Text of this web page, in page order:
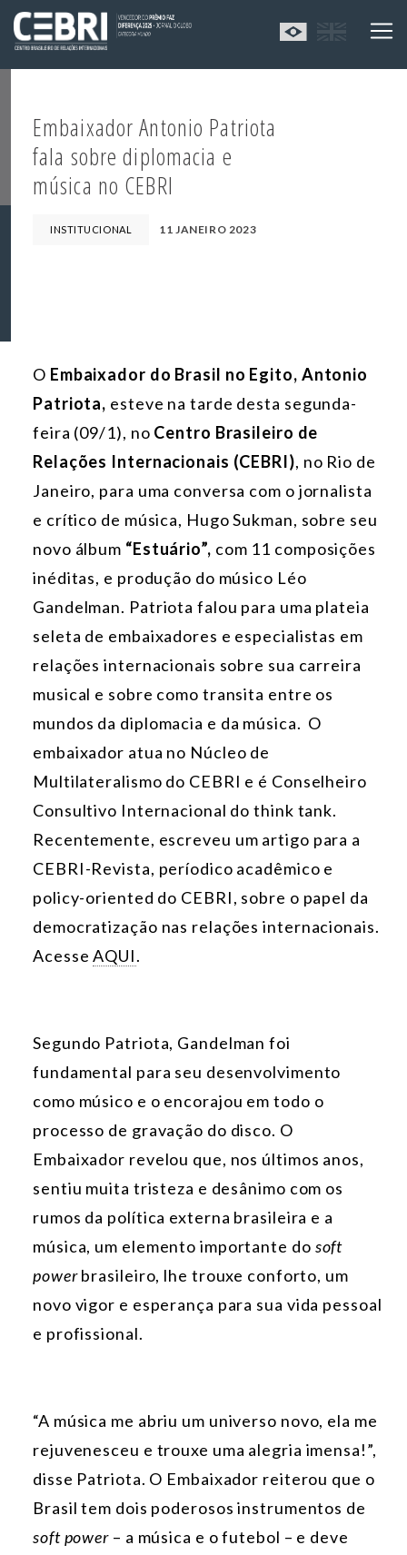
Embaixador Antonio Patriota
fala sobre diplomacia e
música no CEBRI
INSTITUCIONAL 11 JANEIRO 2023
O Embaixador do Brasil no Egito, Antonio
Patriota, esteve na tarde desta segunda-
feira (09/1), no Centro Brasileiro de
Relações Internacionais (CEBRI), no Rio de
Janeiro, para uma conversa com o jornalista
e crítico de música, Hugo Sukman, sobre seu
novo álbum “Estuário”, com 11 composições
inéditas, e produção do músico Léo
Gandelman. Patriota falou para uma plateia
seleta de embaixadores e especialistas em
relações internacionais sobre sua carreira
musical e sobre como transita entre os
mundos da diplomacia e da música. O
embaixador atua no Núcleo de
Multilateralismo do CEBRI e é Conselheiro
Consultivo Internacional do think tank.
Recentemente, escreveu um artigo para a
CEBRI-Revista, períodico acadêmico e
policy-oriented do CEBRI, sobre o papel da
democratização nas relações internacionais.
AcesseAQUI.
Segundo Patriota, Gandelman foi
fundamental para seu desenvolvimento
como músico e o encorajou em todo o
processo de gravação do disco. O
Embaixador revelou que, nos últimos anos,
sentiu muita tristeza e desânimo com os
rumos da política externa brasileira e a
música, um elemento importante do soft
powerbrasileiro, lhe trouxe conforto, um
novo vigor e esperança para sua vida pessoal
e profissional.
“A música me abriu um universo novo, ela me
rejuvenesceu e trouxe uma alegria imensa!”,
disse Patriota. O Embaixador reiterou que o
Brasil tem dois poderosos instrumentos de
soft power – a música e o futebol – e deve